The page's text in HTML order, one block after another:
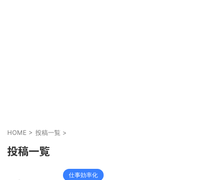
HOME > 投稿一覧 >
投稿一覧
仕事効率化